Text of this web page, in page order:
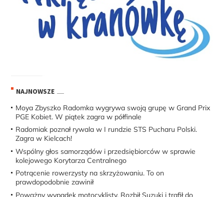
NAJNOWSZE
Moya Zbyszko Radomka wygrywa swoją grupę w Grand Prix
PGE Kobiet. W piątek zagra w półfinale
Radomiak poznał rywala w I rundzie STS Pucharu Polski.
Zagra w Kielcach!
Wspólny głos samorządów i przedsiębiorców w sprawie
kolejowego Korytarza Centralnego
Potrącenie rowerzysty na skrzyżowaniu. To on
prawdopodobnie zawinił
Poważny wypadek motocyklisty. Rozbił Suzuki i trafił do